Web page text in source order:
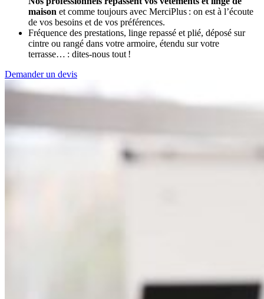
maison et comme toujours avec MerciPlus : on est à l’écoute
de vos besoins et de vos préférences.
Fréquence des prestations, linge repassé et plié, déposé sur
cintre ou rangé dans votre armoire, étendu sur votre
terrasse… : dites-nous tout !
Demander un devis